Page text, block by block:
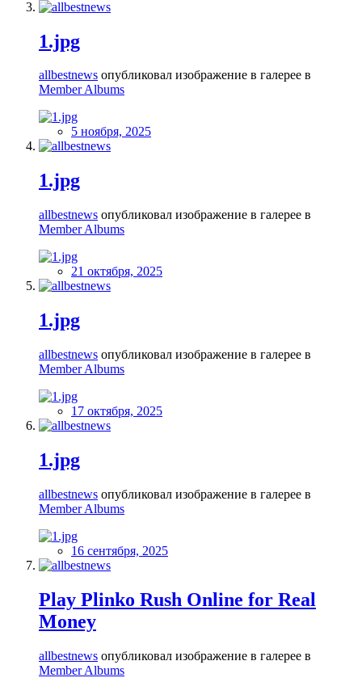
1.jpg
allbestnews опубликовал изображение в галерее в
Member Albums
5 ноября, 2025
1.jpg
allbestnews опубликовал изображение в галерее в
Member Albums
21 октября, 2025
1.jpg
allbestnews опубликовал изображение в галерее в
Member Albums
17 октября, 2025
1.jpg
allbestnews опубликовал изображение в галерее в
Member Albums
16 сентября, 2025
Play Plinko Rush Online for Real
Money
allbestnews опубликовал изображение в галерее в
Member Albums